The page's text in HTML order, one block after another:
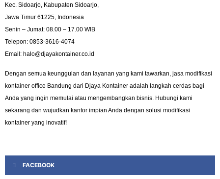
Kec. Sidoarjo, Kabupaten Sidoarjo,
Jawa Timur 61225, Indonesia
Senin – Jumat: 08.00 – 17.00 WIB
Telepon: 0853-3616-4074
Email: halo@djayakontainer.co.id
Dengan semua keunggulan dan layanan yang kami tawarkan, jasa modifikasi
kontainer office Bandung dari Djaya Kontainer adalah langkah cerdas bagi
Anda yang ingin memulai atau mengembangkan bisnis. Hubungi kami
sekarang dan wujudkan kantor impian Anda dengan solusi modifikasi
kontainer yang inovatif!
FACEBOOK